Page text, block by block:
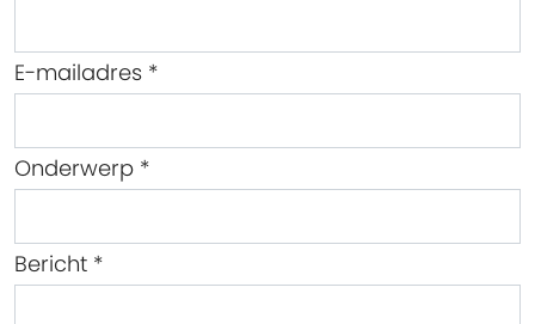
E-mailadres *
Onderwerp *
Bericht *